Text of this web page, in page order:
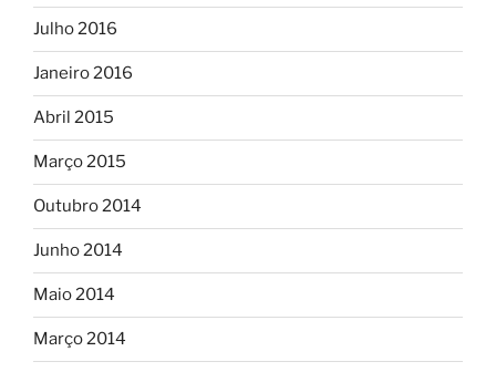
Julho 2016
Janeiro 2016
Abril 2015
Março 2015
Outubro 2014
Junho 2014
Maio 2014
Março 2014